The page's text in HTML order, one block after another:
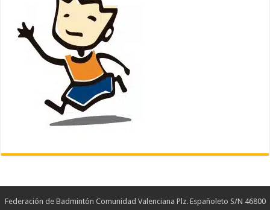
Federación de Badmintón Comunidad Valenciana Plz. Españoleto S/N 46800